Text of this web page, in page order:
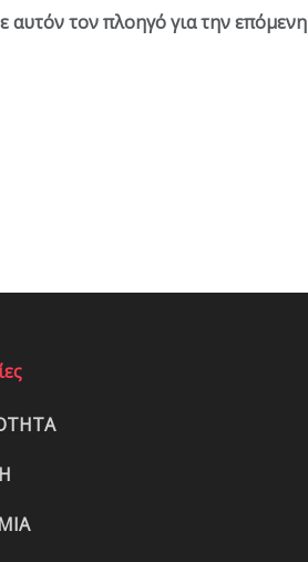
τον πλοηγό για την επόμενη